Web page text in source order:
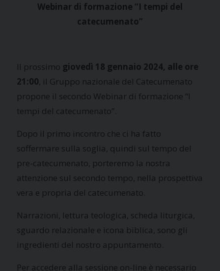
Webinar di formazione “I tempi del
catecumenato”
Il prossimo giovedì 18 gennaio 2024, alle ore
21:00, il Gruppo nazionale del Catecumenato
propone il secondo Webinar di formazione “I
tempi del catecumenato”.
Dopo il primo incontro che ci ha fatto
soffermare sulla soglia, quindi sul tempo del
pre-catecumenato, porteremo la nostra
attenzione sul secondo tempo, nella prospettiva
vera e propria del catecumenato.
Narrazioni, lettura teologica, scheda liturgica,
sguardo relazionale e icona biblica, sono gli
ingredienti del nostro appuntamento.
Per accedere alla sessione on-line è necessario